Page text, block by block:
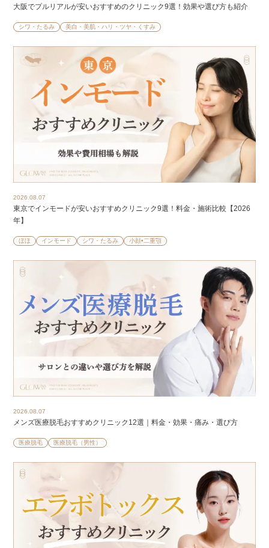
大阪でプルリアルが安いおすすめのクリニック9選！効果や選び方も紹介
シワ・たるみ 美白・美肌・ハリ・ツヤ・くすみ
2026.08.07
東京でインモードが安いおすすめクリニック9選！料金・施術比較【2026
年】
ほほ インモード シワ・たるみ 小顔•二重顎
2026.08.07
メンズ医療脱毛おすすめクリニック12選｜料金・効果・痛み・選び方
医療脱毛 医療脱毛（男性）